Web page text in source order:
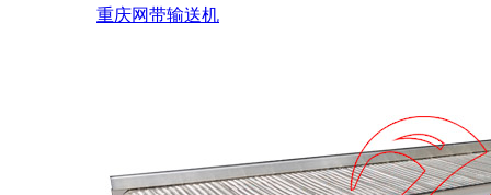
重庆网带输送机